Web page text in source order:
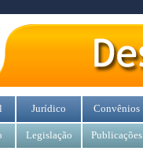
Jurídico Convênios
Legislação Publicações